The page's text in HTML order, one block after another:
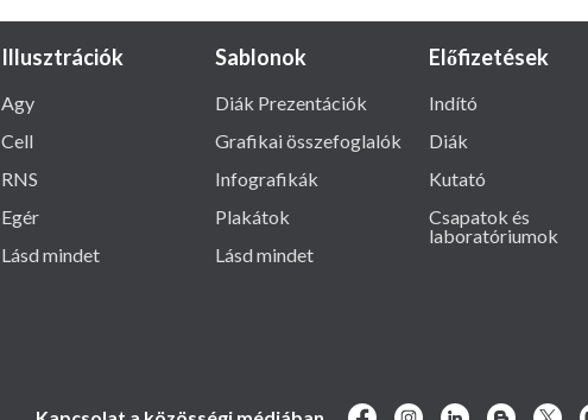
Illusztrációk
Agy
Cell
RNS
Egér
Lásd mindet
Sablonok
Diák Prezentációk
Grafikai összefoglalók
Infografikák
Plakátok
Lásd mindet
Előfizetések
Indító
Diák
Kutató
Csapatok és
laboratóriumok